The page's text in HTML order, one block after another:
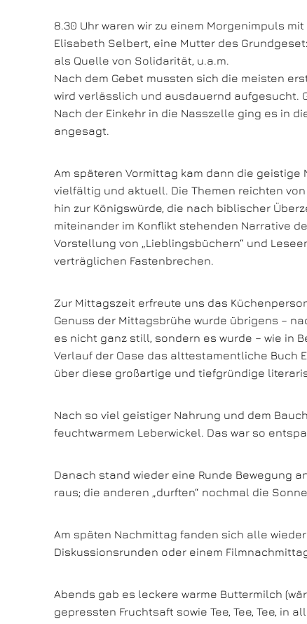
8.30 Uhr waren wir zu einem Morgenimpuls
Elisabeth Selbert, eine Mutter des
als Quelle von Solidarität, u.a.m.
Nach dem Gebet mussten sich die meisten
wird verlässlich und ausdauernd aufgesucht.
Nach der Einkehr in die Nasszelle ging es in
angesagt.
Am späteren Vormittag kam dann die geistige
vielfältig und aktuell. Die Themen reichten
hin zur Königswürde, die nach biblischer
miteinander im Konflikt stehenden Narrative
Vorstellung von „Lieblingsbüchern“ und
verträglichen Fastenbrechen.
Zur Mittagszeit erfreute uns das
Genuss der Mittagsbrühe wurde übrigens –
es nicht ganz still, sondern es wurde – wie in
Verlauf der Oase das alttestamentliche Buch
über diese großartige und tiefgründige
Nach so viel geistiger Nahrung und dem
feuchtwarmem Leberwickel. Das war so
Danach stand wieder eine Runde Bewegung
raus; die anderen „durften“ nochmal die
Am späten Nachmittag fanden sich alle
Diskussionsrunden oder einem
Abends gab es leckere warme Buttermilch
gepressten Fruchtsaft sowie Tee, Tee, Tee, in